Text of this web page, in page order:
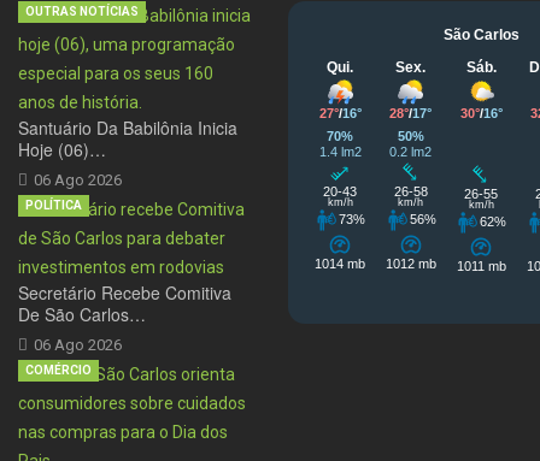
Santuário Da Babilônia Inicia
Hoje (06)…
06 Ago 2026
OUTRAS NOTÍCIAS
Secretário Recebe Comitiva
De São Carlos…
06 Ago 2026
POLÍTICA
COMÉRCIO